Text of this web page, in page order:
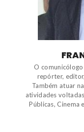
O
repórter,
Também atuar
atividades
Públicas, Cinema